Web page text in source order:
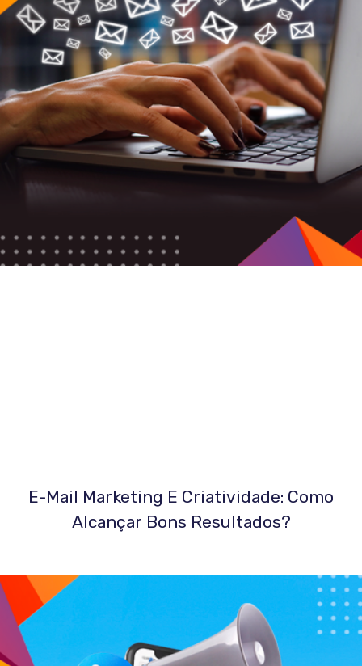
E-Mail Marketing E Criatividade: Como
Alcançar Bons Resultados?